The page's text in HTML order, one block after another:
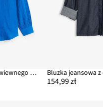
Długa bluzka z przewiewnego muślinu, z czystej bawełny
154,99 zł